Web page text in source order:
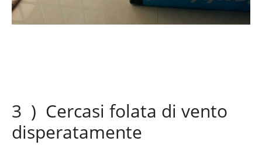
3 ) Cercasi folata di vento
disperatamente